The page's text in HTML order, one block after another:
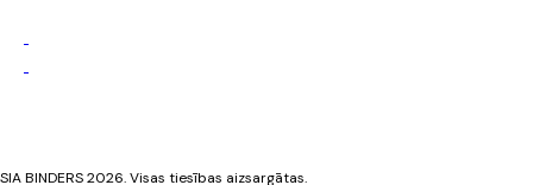
SIA BINDERS 2026. Visas tiesības aizsargātas.